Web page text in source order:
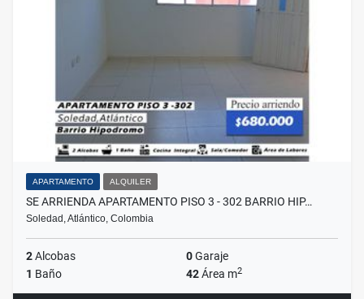
APARTAMENTO ALQUILER
SE ARRIENDA APARTAMENTO PISO 3 - 302 BARRIO HIP…
Soledad, Atlántico, Colombia
2Alcobas 0Garaje
1 Baño 42Área m2